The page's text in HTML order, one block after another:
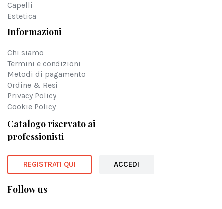
Catalogo riservato ai
professionisti
REGISTRATI QUI ACCEDI
Capelli
Estetica
Informazioni
Chi siamo
Termini e condizioni
Metodi di pagamento
Ordine & Resi
Privacy Policy
Cookie Policy
Follow us